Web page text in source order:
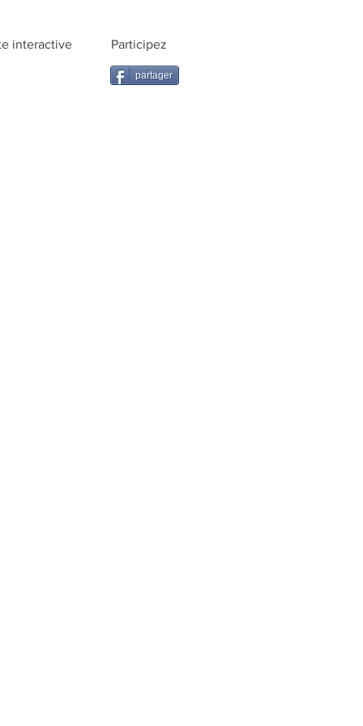
interactive Participez
partager